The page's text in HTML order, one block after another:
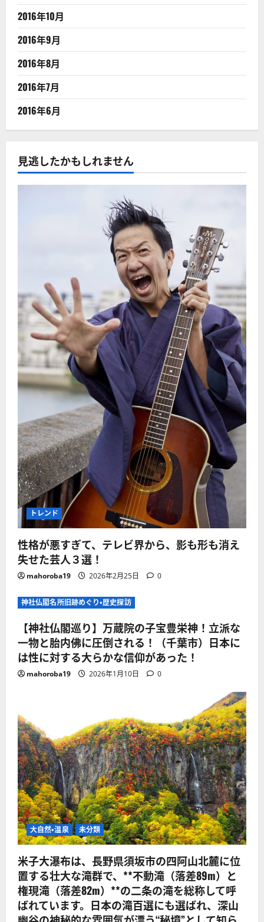
2016年10月
2016年9月
2016年8月
2016年7月
2016年6月
見逃したかもしれません
トレンド
性格が悪すぎて、テレビ界から、影も形も消え
失せた芸人３選！
mahoroba19 2026年2月25日 0
神社仏閣名所旧跡めぐり・歴史探訪
【神社仏閣巡り】万蔵院の子宝豊栄神！立派な
一物と胎内佛に圧倒される！（千葉市）日本に
は性に対する大らかな信仰があった！
mahoroba19 2026年1月10日 0
大自然・温泉 未分類
米子大瀑布は、長野県須坂市の四阿山北麓に位
置する壮大な滝群で、**不動滝（落差89m）と
権現滝（落差82m）**の二条の滝を総称して呼
ばれています。日本の滝百選にも選ばれ、深山